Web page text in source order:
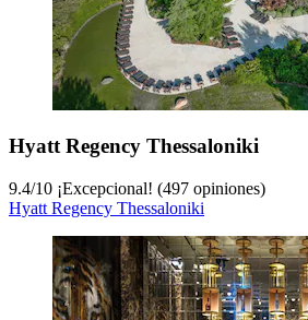
Hyatt Regency Thessaloniki
9.4/10 ¡Excepcional! (497 opiniones)
Hyatt Regency Thessaloniki